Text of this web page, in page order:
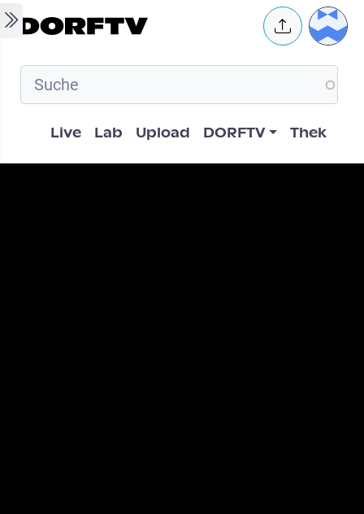
Skip to main content User
Hauptnavigation
Live Lab Upload DORFTV Thek